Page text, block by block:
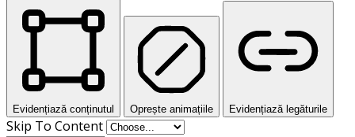
Evidențiază conținutul Oprește animațiile Evidențiază legăturile
Skip To Content